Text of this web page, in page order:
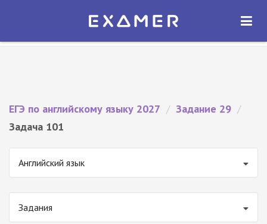
Экзамер — ЕГЭ 2027
ОТКРЫТЬ
ЕГЭ по английскому языку 2027 / Задание 29 /
Задача 101
Английский язык
Задания